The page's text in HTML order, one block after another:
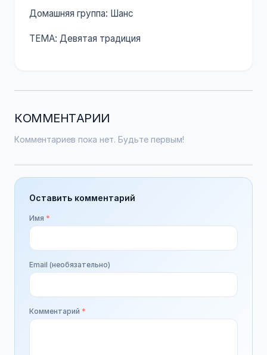
Домашняя группа: Шанс
ТЕМА: Девятая традиция
КОММЕНТАРИИ
Комментариев пока нет. Будьте первым!
Оставить комментарий
Имя *
Email (необязательно)
Комментарий *